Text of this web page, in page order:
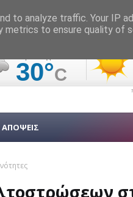
ΑΠΟΨΕΙΣ
to analyze traffic. Your IP
to ensure quality of